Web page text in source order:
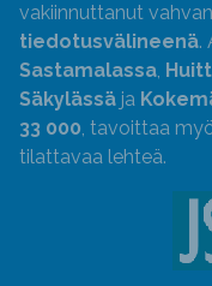
vakiinnuttanut
tiedotusvälineenä.
Sastamalassa,
Säkylässä ja
33 000, tavoittaa
tilattavaa lehteä.